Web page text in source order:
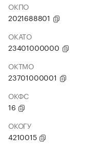
ОКПО
2021688801
ОКАТО
23401000000
ОКТМО
23701000001
ОКФС
16
ОКОГУ
4210015